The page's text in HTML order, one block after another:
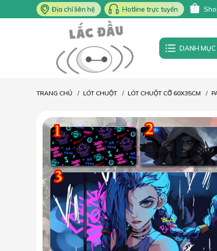
Địa chỉ liên hệ Hotline trực tuyến
DANH MỤC
TRANG CHỦ LÓT CHUỘT LÓT CHUỘT CỠ 60X35CM